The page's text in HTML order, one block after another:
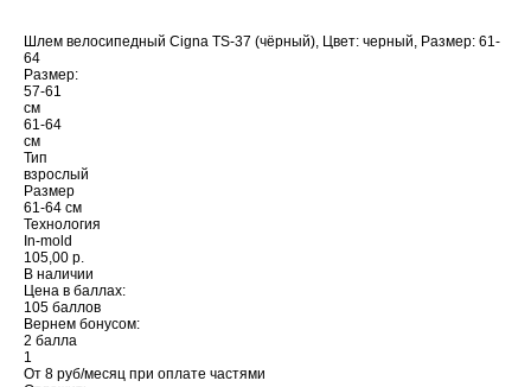
Шлем велосипедный Cigna TS-37 (чёрный), Цвет: черный, Размер: 61-
64
Размер:
57-61
см
61-64
см
Тип
взрослый
Размер
61-64 см
Технология
In-mold
105,00 р.
В наличии
Цена в баллах:
105 баллов
Вернем бонусом:
2 балла
1
От 8 руб/месяц при оплате частями